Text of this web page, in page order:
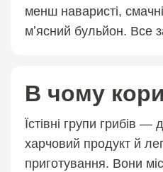
менш наваристі,
мʼясний бульйон. Все
В чому
Їстівні групи грибів —
харчовий продукт й
приготування. Вони